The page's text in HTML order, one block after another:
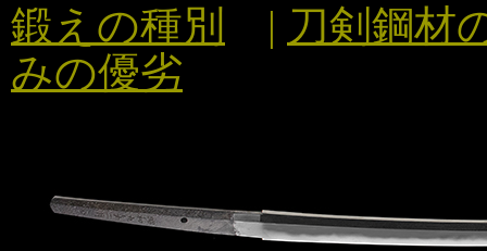
鍛えの種別
| 刀剣鋼材
みの優劣